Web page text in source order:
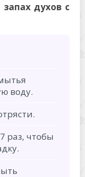
духов с
воду.
раз, чтобы